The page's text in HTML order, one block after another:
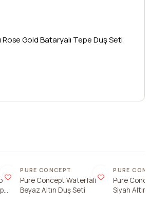
kargoya veriliş tarihinden itibaren
gösterebilir.
mesafelerden dolayı
hasarlı olabileceğini
için
iadesi ve değişimi
Rose Gold Bataryalı Tepe Duş Seti
PURE CONCEPT
Pure Concept Waterfall
Beyaz Altın Duş Seti
PURE
Pure
Siyah Altın